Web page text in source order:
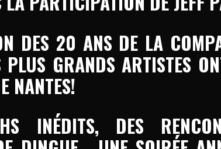
DES 20 ANS DE LA
PLUS GRANDS ARTISTES
NANTES!
INÉDITS, DES